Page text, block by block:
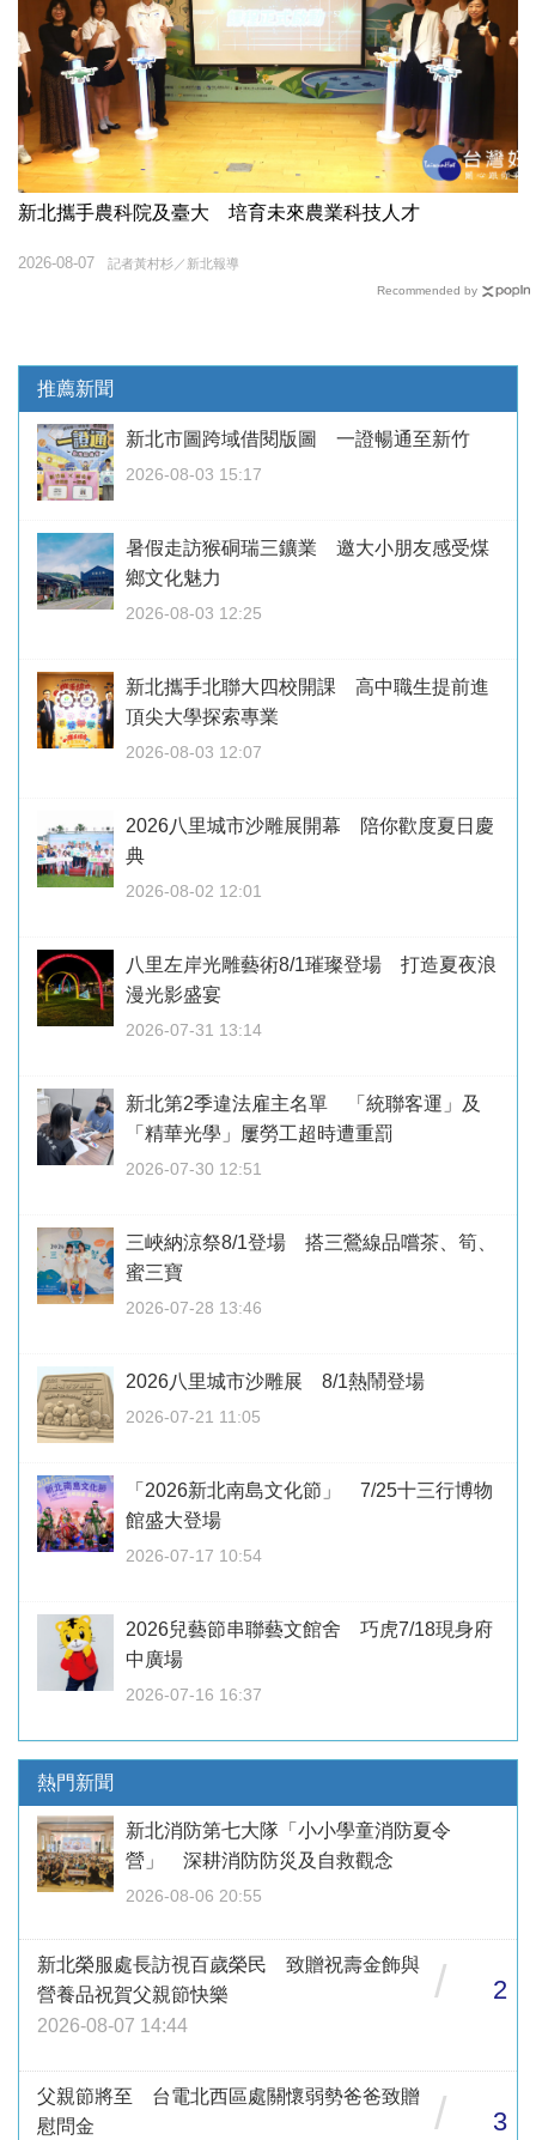
新北攜手農科院及臺大 培育未來農業科技人才
記者黃村杉／新北報導
2026-08-07
Recommended by
推薦新聞
新北市圖跨域借閱版圖 一證暢通至新竹
2026-08-03 15:17
暑假走訪猴硐瑞三鑛業 邀大小朋友感受煤
鄉文化魅力
2026-08-03 12:25
新北攜手北聯大四校開課 高中職生提前進
頂尖大學探索專業
2026-08-03 12:07
2026八里城市沙雕展開幕 陪你歡度夏日慶
典
2026-08-02 12:01
八里左岸光雕藝術8/1璀璨登場 打造夏夜浪
漫光影盛宴
2026-07-31 13:14
新北第2季違法雇主名單 「統聯客運」及
「精華光學」屢勞工超時遭重罰
2026-07-30 12:51
三峽納涼祭8/1登場 搭三鶯線品嚐茶、筍、
蜜三寶
2026-07-28 13:46
2026八里城市沙雕展 8/1熱鬧登場
2026-07-21 11:05
「2026新北南島文化節」 7/25十三行博物
館盛大登場
2026-07-17 10:54
2026兒藝節串聯藝文館舍 巧虎7/18現身府
中廣場
2026-07-16 16:37
熱門新聞
新北消防第七大隊「小小學童消防夏令
營」 深耕消防防災及自救觀念
2026-08-06 20:55
新北榮服處長訪視百歲榮民 致贈祝壽金飾與
營養品祝賀父親節快樂
2026-08-07 14:44
/ 2
父親節將至 台電北西區處關懷弱勢爸爸致贈
慰問金
/ 3